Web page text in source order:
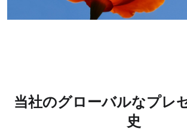
当社のグローバルなプレ
史